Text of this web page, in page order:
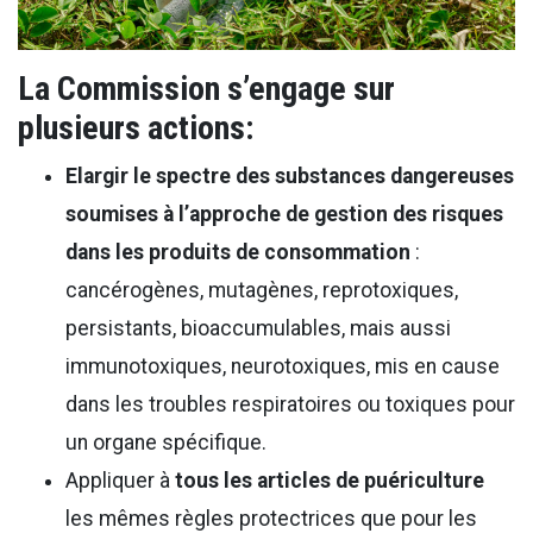
La Commission s’engage sur
plusieurs actions:
Elargir le spectre des substances dangereuses
soumises à l’approche de gestion des risques
dans les produits de consommation :
cancérogènes, mutagènes, reprotoxiques,
persistants, bioaccumulables, mais aussi
immunotoxiques, neurotoxiques, mis en cause
dans les troubles respiratoires ou toxiques pour
un organe spécifique.
Appliquer à tous les articles de puériculture
les mêmes règles protectrices que pour les